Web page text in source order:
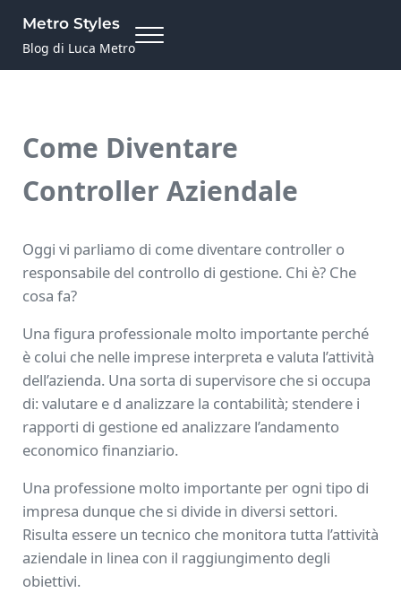
Metro Styles
Blog di Luca Metro Menu
Come Diventare
Controller Aziendale
Oggi vi parliamo di come diventare controller o
responsabile del controllo di gestione. Chi è? Che
cosa fa?
Una figura professionale molto importante perché
è colui che nelle imprese interpreta e valuta l’attività
dell’azienda. Una sorta di supervisore che si occupa
di: valutare e d analizzare la contabilità; stendere i
rapporti di gestione ed analizzare l’andamento
economico finanziario.
Una professione molto importante per ogni tipo di
impresa dunque che si divide in diversi settori.
Risulta essere un tecnico che monitora tutta l’attività
aziendale in linea con il raggiungimento degli
obiettivi.